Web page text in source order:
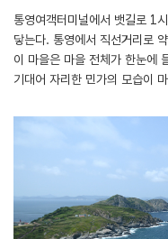
통영여객터미널에서 뱃길로 1
닿는다. 통영에서 직선거리로
이 마을은 마을 전체가 한눈에
기대어 자리한 민가의 모습이